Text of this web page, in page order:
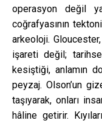
operasyon değil
coğrafyasının
arkeoloji.
işareti değil;
kesiştiği, anlamın
peyzaj. Olson’un
taşıyarak, onları
hâline getirir.